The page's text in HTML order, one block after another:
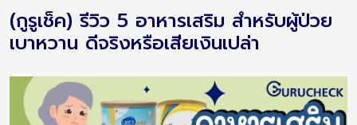
(กูรูเช็ค) รีวิว 5 อาหารเสริม สำหรับผู้ป่วย
เบาหวาน ดีจริงหรือเสียเงินเปล่า